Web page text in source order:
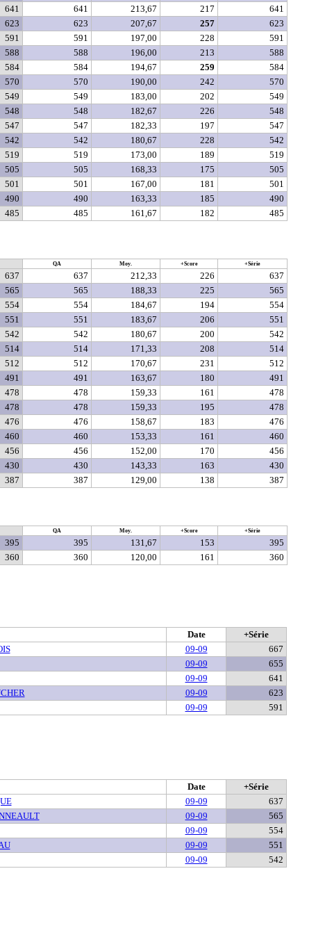
641 641 213,67 217
641
623 623 207,67 257
623
591 591 197,00 228
591
588 588 196,00 213
588
584 584 194,67 259
584
570 570 190,00 242
570
549 549 183,00 202
549
548 548 182,67 226
548
547 547 182,33 197
547
542 542 180,67 228
542
519 519 173,00 189
519
505 505 168,33 175
505
501 501 167,00 181
501
490 490 163,33 185
490
485 485 161,67 182 485
QA Moy. +Score +Série
637 637 212,33 226
637
565 565 188,33 225
565
554 554 184,67 194
554
551 551 183,67 206
551
542 542 180,67 200
542
514 514 171,33 208
514
512 512 170,67 231
512
491 491 163,67 180
491
478 478 159,33 161
478
478 478 159,33 195
478
476 476 158,67 183
476
460 460 153,33 161
460
456 456 152,00 170
456
430 430 143,33 163
430
387 387 129,00 138 387
QA Moy. +Score +Série
395 395 131,67 153
395
360 360 120,00 161 360
Date
+Série
09-09
667
09-09
655
09-09
641
09-09
623
09-09 591
Date
+Série
09-09
637
09-09
565
09-09
554
09-09
551
09-09 542